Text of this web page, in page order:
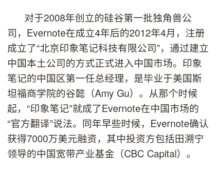
对于2008年创立的硅谷第一批独角兽公
司，Evernote在成立4年后的2012年4月，注册
成立了“北京印象笔记科技有限公司”，通过建立
中国本土公司的方式正式进入中国市场。印象
笔记的中国区第一任总经理，是毕业于美国斯
坦福商学院的谷懿（Amy Gu）。从那个时候
起，“印象笔记”就成了Evernote在中国市场的
“官方翻译”说法。同年早些时候，Evernote确认
获得7000万美元融资，其中投资方包括田溯宁
领导的中国宽带产业基金（CBC Capital）。